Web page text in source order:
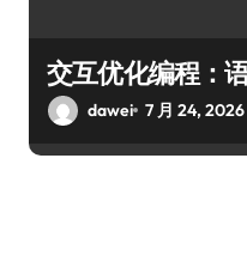
交互优化编程：
dawei 7 月 24, 2026